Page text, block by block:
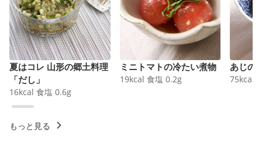
夏はコレ 山形の郷土料理
「だし」
16kcal 食塩 0.6g
ミニトマトの冷たい煮物
19kcal 食塩 0.2g
あじの
75kcal
もっと見る